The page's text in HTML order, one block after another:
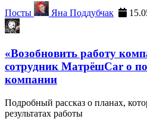
Посты Яна Поддубчак
«Возобновить работу
сотрудник МатрёшCar о
компании
Подробный рассказ о планах,
результатах работы